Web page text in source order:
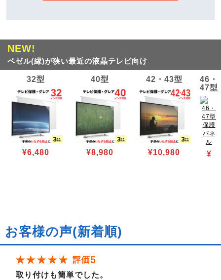
NEW!
ベゼル(縁)が狭い最近の液晶テレビ向け
32型
¥6,480
40型
¥8,980
42・43型
¥10,980
46・
47型
¥
お客様の声(新着順)
取り付けも簡単でした。